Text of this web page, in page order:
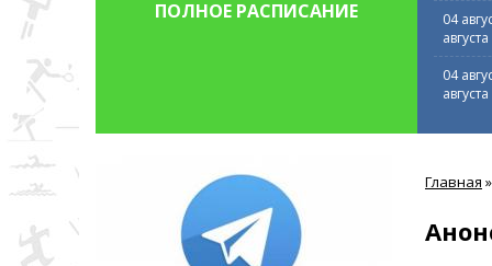
ПОЛНОЕ РАСПИСАНИЕ 04
августа
04
августа
здесь
Главная »